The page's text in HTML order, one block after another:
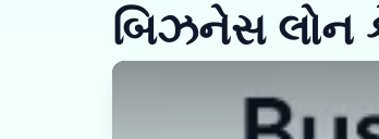
બિઝનેસ લોન